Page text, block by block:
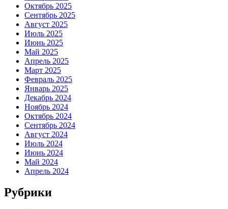
Октябрь 2025
Сентябрь 2025
Август 2025
Июль 2025
Июнь 2025
Май 2025
Апрель 2025
Март 2025
Февраль 2025
Январь 2025
Декабрь 2024
Ноябрь 2024
Октябрь 2024
Сентябрь 2024
Август 2024
Июль 2024
Июнь 2024
Май 2024
Апрель 2024
Рубрики